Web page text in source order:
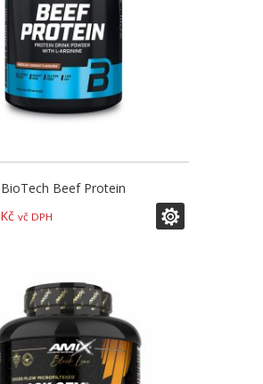
BioTech Beef Protein
Kč vč DPH